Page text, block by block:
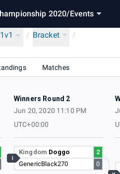
2020/Events
/ Bracket
/
Matches
Winners Round 2
Jun 20, 2020 11:10 PM
UTC+00:00
Kingdom Doggo
2
GenericBlack270
0